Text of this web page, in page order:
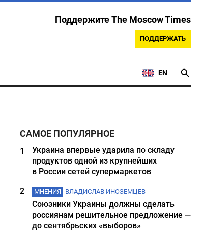
Поддержите The Moscow Times
ПОДДЕРЖАТЬ
EN
САМОЕ ПОПУЛЯРНОЕ
1
Украина впервые ударила по складу
продуктов одной из крупнейших
в России сетей супермаркетов
2
МНЕНИЯ ВЛАДИСЛАВ ИНОЗЕМЦЕВ
Союзники Украины должны сделать
россиянам решительное предложение —
до сентябрьских «выборов»